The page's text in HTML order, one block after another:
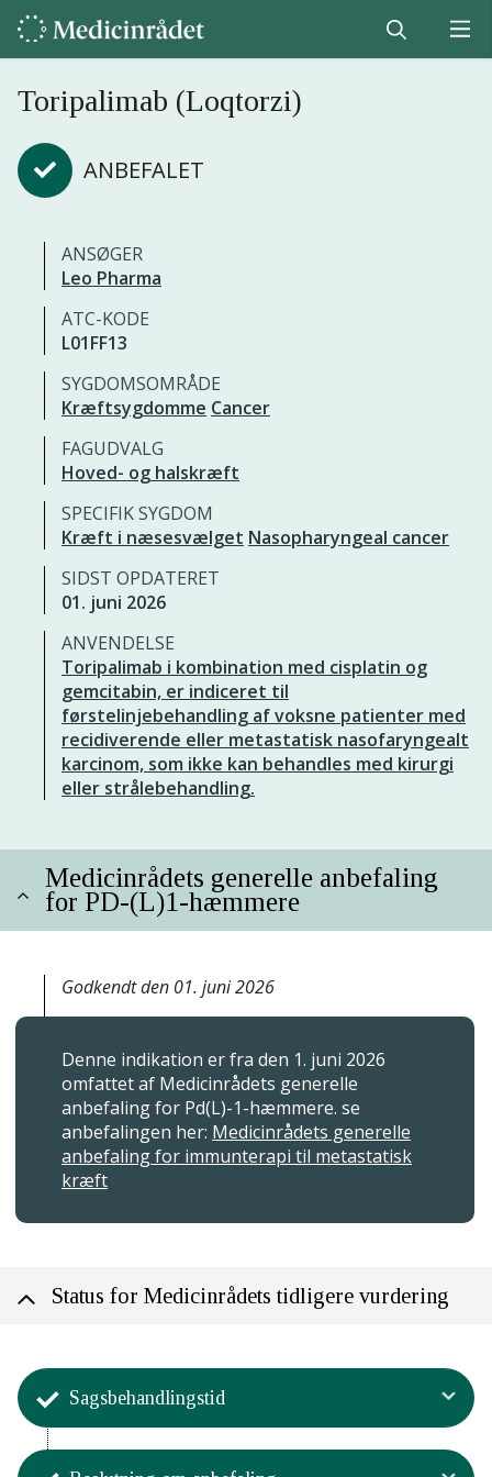
Toripalimab (Loqtorzi)
ANBEFALET
ANSØGER
Leo Pharma
ATC-KODE
L01FF13
SYGDOMSOMRÅDE
Kræftsygdomme Cancer
FAGUDVALG
Hoved- og halskræft
SPECIFIK SYGDOM
Kræft i næsesvælget Nasopharyngeal cancer
SIDST OPDATERET
01. juni 2026
ANVENDELSE
Toripalimab i kombination med cisplatin og
gemcitabin, er indiceret til
førstelinjebehandling af voksne patienter med
recidiverende eller metastatisk nasofaryngealt
karcinom, som ikke kan behandles med kirurgi
eller strålebehandling.
Medicinrådets generelle anbefaling
for PD-(L)1-hæmmere
Godkendt den 01. juni 2026
Denne indikation er fra den 1. juni 2026
omfattet af Medicinrådets generelle
anbefaling for Pd(L)-1-hæmmere. se
anbefalingen her: Medicinrådets generelle
anbefaling for immunterapi til metastatisk
kræft
Status for Medicinrådets tidligere vurdering
Sagsbehandlingstid
Aktivitet